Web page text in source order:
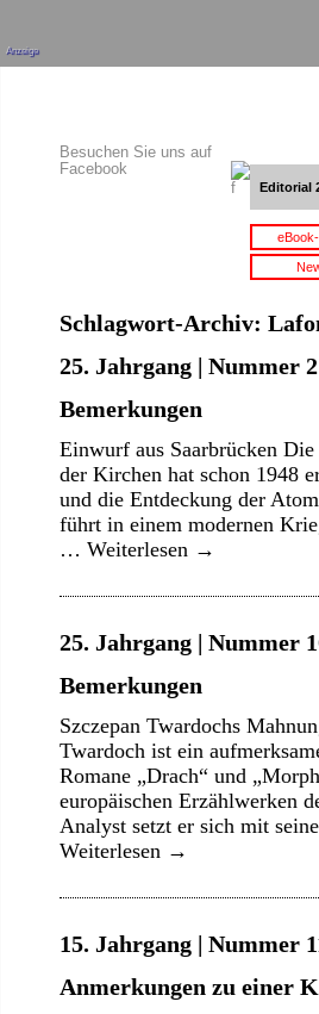
Anzeige
Besuchen Sie uns auf
Facebook
Editorial
Schlagwort-Archiv:
25. Jahrgang | Nummer
Bemerkungen
Einwurf aus Saarbrücken
der Kirchen hat schon 1948
und die Entdeckung der
führt in einem modernen
… Weiterlesen →
25. Jahrgang | Nummer
Bemerkungen
Szczepan Twardochs
Twardoch ist ein
Romane „Drach“ und
europäischen Erzählwerken
Analyst setzt er sich mit
Weiterlesen →
15. Jahrgang | Nummer
Anmerkungen zu einer